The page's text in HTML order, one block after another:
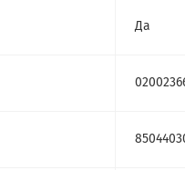
Да